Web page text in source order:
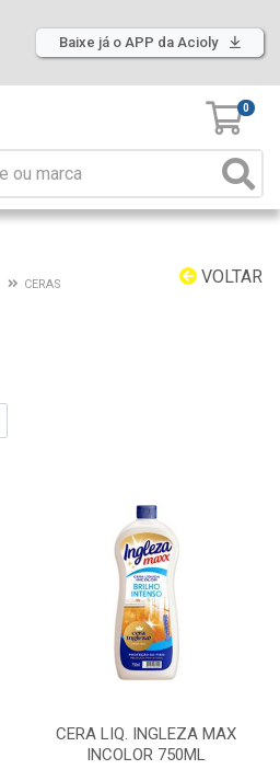
Baixe já o APP da Acioly
0
VOLTAR
CERAS
CERA LIQ. INGLEZA MAX
INCOLOR 750ML